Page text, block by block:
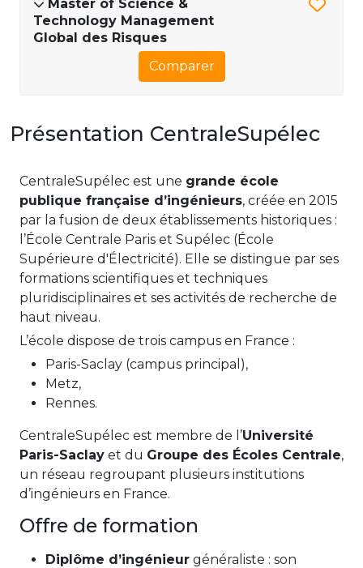
Master of Science &
Technology Management
Global des Risques
Comparer
Présentation CentraleSupélec
CentraleSupélec est une grande école
publique française d’ingénieurs, créée en 2015
par la fusion de deux établissements historiques :
l’École Centrale Paris et Supélec (École
Supérieure d'Électricité). Elle se distingue par ses
formations scientifiques et techniques
pluridisciplinaires et ses activités de recherche de
haut niveau.
L’école dispose de trois campus en France :
Paris-Saclay (campus principal),
Metz,
Rennes.
CentraleSupélec est membre de l’Université
Paris-Saclay et du Groupe des Écoles Centrale,
un réseau regroupant plusieurs institutions
d’ingénieurs en France.
Offre de formation
Diplôme d’ingénieur généraliste : son